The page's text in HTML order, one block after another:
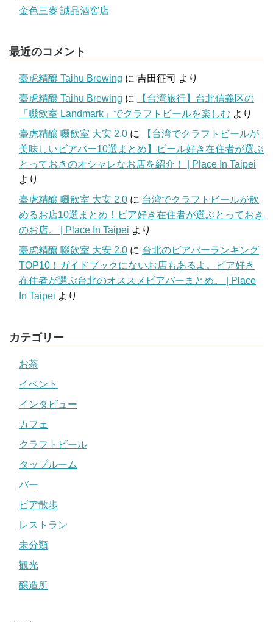
金色三麥 誠品酒窖店
最近のコメント
臺虎精釀 Taihu Brewing に 吉田征司 より
臺虎精釀 Taihu Brewing に
【台湾旅行】台北信義区の
「啜飲室 Landmark」でクラフトビールを楽しむ より
臺虎精釀 啜飲室 大安 2.0 に
【台湾でクラフトビールが
美味しいビアバー10選まとめ】ビール好き在住者が選ぶ
とっておきのオシャレなお店を紹介！ | Place In Taipei
より
臺虎精釀 啜飲室 大安 2.0 に 台湾でクラフトビールが飲
めるお店10選まとめ！ビア好き在住者が選ぶとっておき
のお店。 | Place In Taipei より
臺虎精釀 啜飲室 大安 2.0 に 台北のビアバーランキング
TOP10！ガイドブックにないお店もあるよ。ビア好き
在住者が選ぶ台北のオススメビアバーまとめ。 | Place
In Taipei より
カテゴリー
お茶
イベント
インタビュー
カフェ
クラフトビール
タップルーム
バー
ビア散歩
レストラン
未分類
観光
醸造所